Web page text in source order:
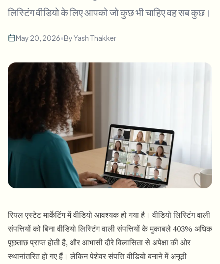
फेस स्वैप - वीडियो
बल्क वीडियो ब्लर
एक साथ कई वीडियो प्रोसेस करें
बल्क चेहरा ब्लर
कुछ भी ब्लर करें
API और SDK
अपलोड, जॉब्स और वेबहुक ऑटोमेट करें
संपर्क फ़ॉर्म
वीडियो इंटेलिजेंस
बल्क बैकग्राउंड रिमूवल
लिस्टिंग वीडियो के लिए आपको जो कुछ भी चाहिए वह सब कुछ।
May 20, 2026•ByYash Thakker
रियल एस्टेट मार्केटिंग में वीडियो आवश्यक हो गया है। वीडियो लिस्टिंग वाली
संपत्तियों को बिना वीडियो लिस्टिंग वाली संपत्तियों के मुकाबले 403% अधिक
पूछताछ प्राप्त होती है, और आभासी दौरे विलासिता से अपेक्षा की ओर
स्थानांतरित हो गए हैं। लेकिन पेशेवर संपत्ति वीडियो बनाने में अनूठी